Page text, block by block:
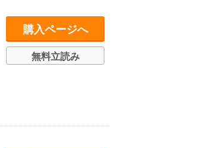
購入ページへ
無料立読み